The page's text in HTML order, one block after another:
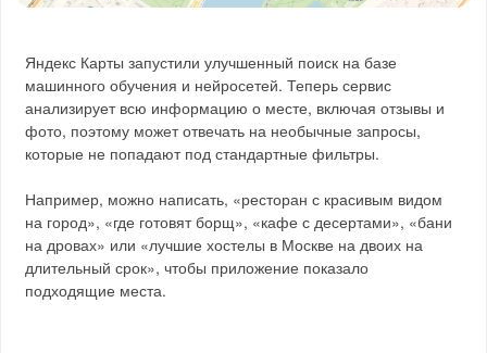
Яндекс Карты запустили улучшенный поиск на базе
машинного обучения и нейросетей. Теперь сервис
анализирует всю информацию о месте, включая отзывы и
фото, поэтому может отвечать на необычные запросы,
которые не попадают под стандартные фильтры.
Например, можно написать, «ресторан с красивым видом
на город», «где готовят борщ», «кафе с десертами», «бани
на дровах» или «лучшие хостелы в Москве на двоих на
длительный срок», чтобы приложение показало
подходящие места.